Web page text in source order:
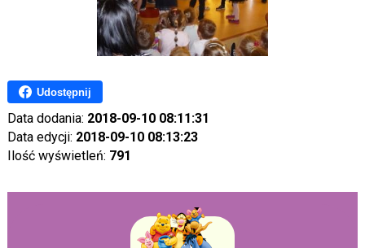
Udostępnij
Data dodania: 2018-09-10 08:11:31
Data edycji: 2018-09-10 08:13:23
Ilość wyświetleń: 791